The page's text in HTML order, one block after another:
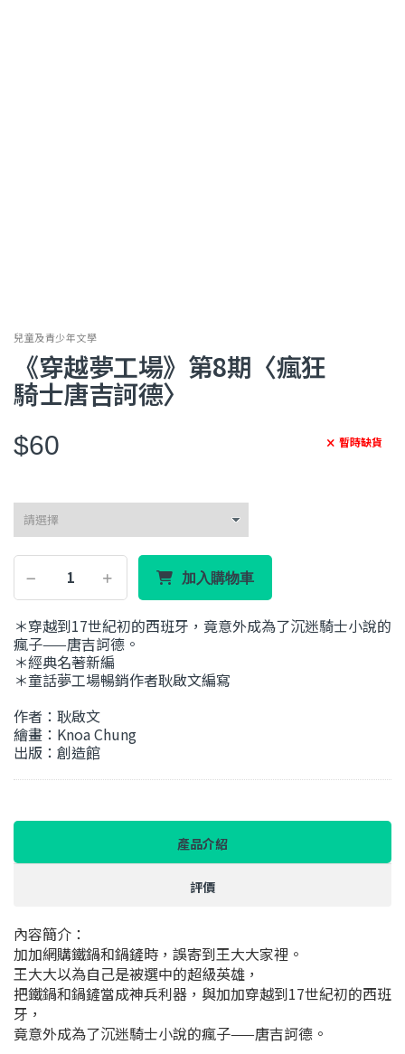
兒童及青少年文學
《穿越夢工場》第8期〈瘋狂
騎士唐吉訶德〉
暫時缺貨
$60
加入購物車
＊穿越到17世紀初的西班牙，竟意外成為了沉迷騎士小說的
瘋子——唐吉訶德。
＊經典名著新編
＊童話夢工場暢銷作者耿啟文編寫
作者：耿啟文
繪畫：Knoa Chung
出版：創造館
產品介紹
評價
內容簡介：
加加網購鐵鍋和鍋鏟時，誤寄到王大大家裡。
王大大以為自己是被選中的超級英雄，
把鐵鍋和鍋鏟當成神兵利器，與加加穿越到17世紀初的西班
牙，
竟意外成為了沉迷騎士小說的瘋子——唐吉訶德。